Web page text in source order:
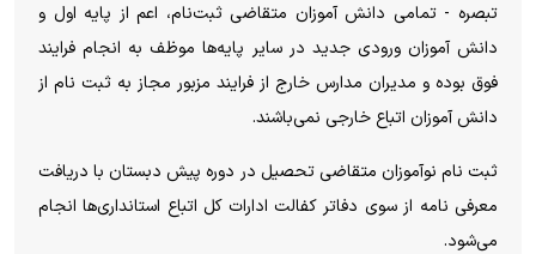
تبصره - تمامی دانش آموزان متقاضی ثبت‌نام، اعم از پایه اول و
دانش آموزان ورودی جدید در سایر پایه‌ها موظف به انجام فرایند
فوق بوده و مدیران مدارس خارج از فرایند مزبور مجاز به ثبت نام از
دانش آموزان اتباع خارجی نمی‌باشند.
ثبت نام نوآموزان متقاضی تحصیل در دوره پیش دبستان با دریافت
معرفی نامه از سوی دفاتر کفالت ادارات کل اتباع استانداری‌ها انجام
می‌شود.